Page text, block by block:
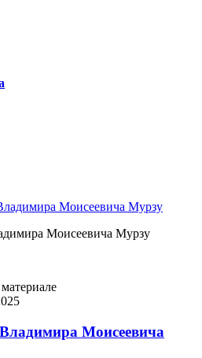
Моисеевича Мурзу
Моисеевича